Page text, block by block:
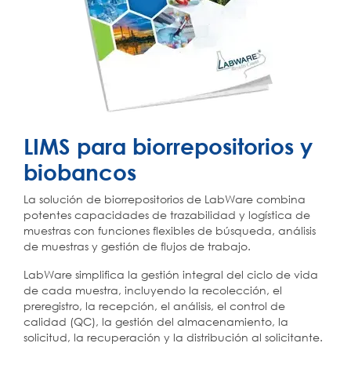
LIMS para biorrepositorios y
biobancos
La solución de biorrepositorios de LabWare combina
potentes capacidades de trazabilidad y logística de
muestras con funciones flexibles de búsqueda, análisis
de muestras y gestión de flujos de trabajo.
LabWare simplifica la gestión integral del ciclo de vida
de cada muestra, incluyendo la recolección, el
preregistro, la recepción, el análisis, el control de
calidad (QC), la gestión del almacenamiento, la
solicitud, la recuperación y la distribución al solicitante.